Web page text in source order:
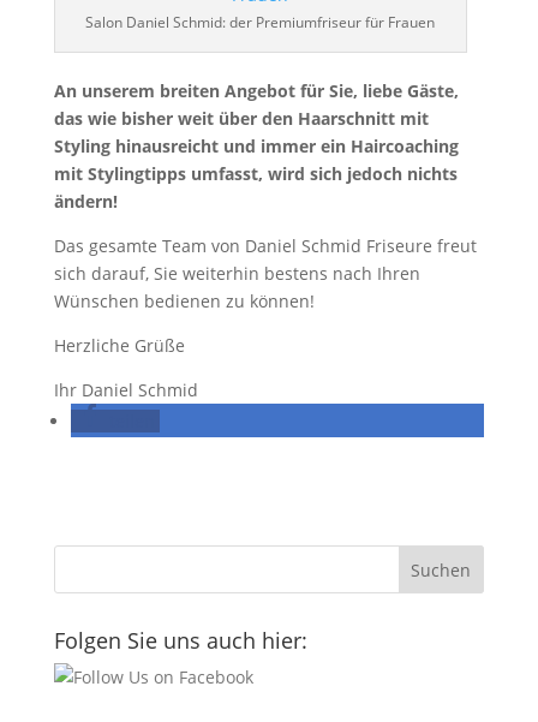
Salon Daniel Schmid: der Premiumfriseur für Frauen
An unserem breiten Angebot für Sie, liebe Gäste,
das wie bisher weit über den Haarschnitt mit
Styling hinausreicht und immer ein Haircoaching
mit Stylingtipps umfasst, wird sich jedoch nichts
ändern!
Das gesamte Team von Daniel Schmid Friseure freut
sich darauf, Sie weiterhin bestens nach Ihren
Wünschen bedienen zu können!
Herzliche Grüße
Ihr Daniel Schmid
Folgen Sie uns auch hier: